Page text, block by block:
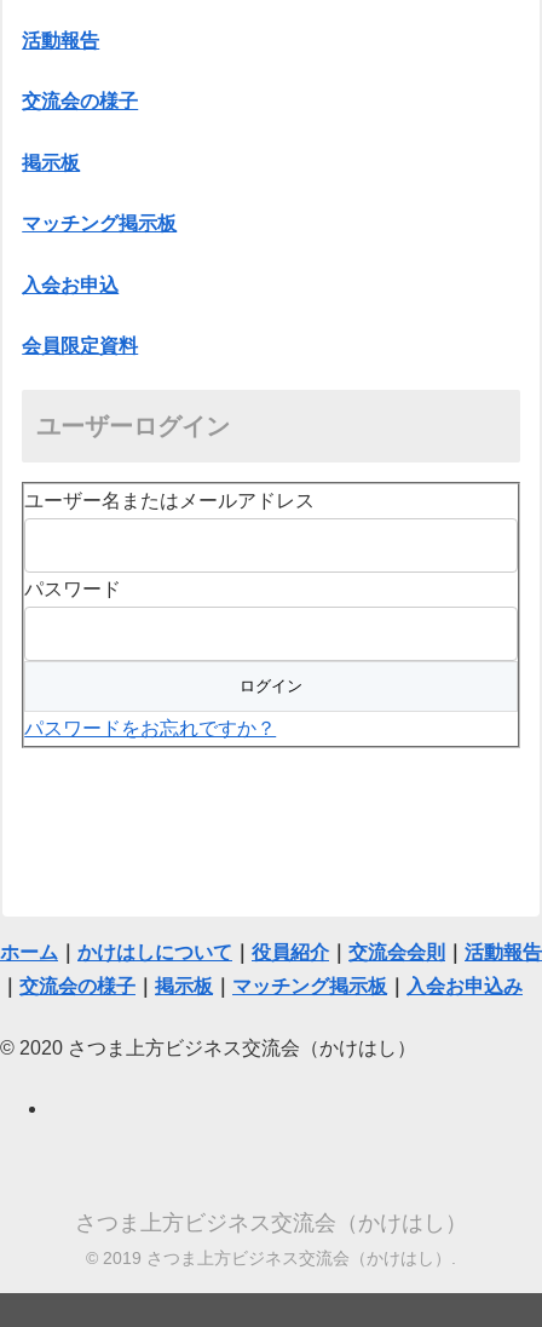
活動報告
交流会の様子
掲示板
マッチング掲示板
入会お申込
会員限定資料
ユーザーログイン
ユーザー名またはメールアドレス
パスワード
パスワードをお忘れですか？
ホーム かけはしについて 役員紹介｜ 交流会会則
活動報告
交流会の様子 掲示板 マッチング掲示板 入会お申込み
© 2020 さつま上方ビジネス交流会（かけはし）
さつま上方ビジネス交流会（かけはし）
© 2019 さつま上方ビジネス交流会（かけはし）.